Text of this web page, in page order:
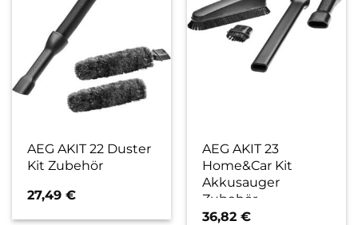
AEG AKIT 22 Duster
Kit Zubehör
27,49€
AEG AKIT 23
Home&Car Kit
Akkusauger
Zubehör
36,82€